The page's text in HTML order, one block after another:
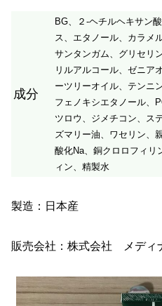
成分
BG、２‐ヘチルヘキサン
ス、エタノール、カラメ
サンタンガム、グリセリ
リルアルコール、ゼニア
ーツリーオイル、テンニ
フェノキシエタノール、
ツロウ、ジメチコン、ス
ズマリー油、ワセリン、
酸化Na、銅クロロフィリ
ィン、精製水
製造：日本産
販売会社：株式会社 メディ